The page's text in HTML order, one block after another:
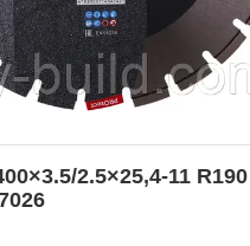
2.5×25,4-11